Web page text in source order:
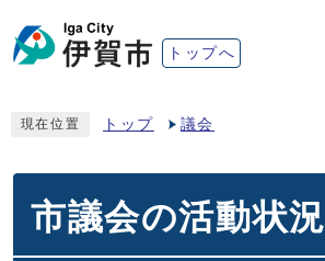
トップへ
現在位置 トップ 議会
市議会の活動状況